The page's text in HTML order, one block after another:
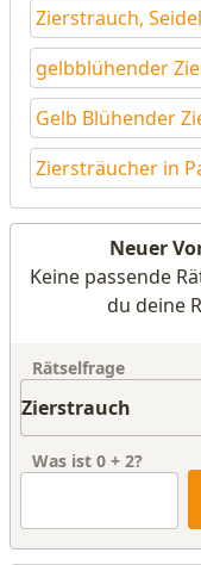
Zierstrauch,
gelbblühender
Gelb Blühender
Ziersträucher in
Neuer
Keine passende
du deine
Rätselfrage
Was ist 0 + 2?